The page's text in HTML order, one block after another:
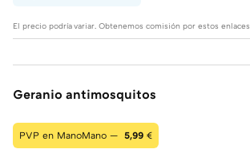
El precio podría variar. Obtenemos comisión por estos enlaces
Geranio antimosquitos
PVP en ManoMano — 5,99 €